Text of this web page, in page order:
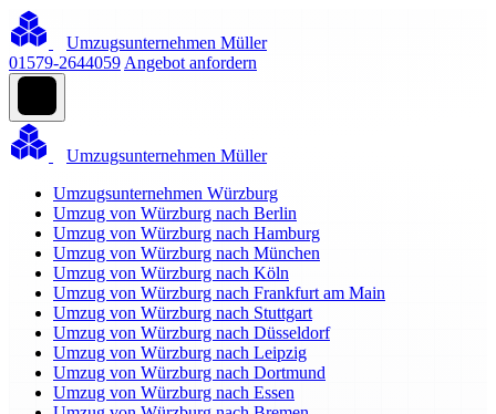
Umzugsunternehmen Müller
01579-2644059 Angebot anfordern
Umzugsunternehmen Müller
Umzugsunternehmen Würzburg
Umzug von Würzburg nach Berlin
Umzug von Würzburg nach Hamburg
Umzug von Würzburg nach München
Umzug von Würzburg nach Köln
Umzug von Würzburg nach Frankfurt am Main
Umzug von Würzburg nach Stuttgart
Umzug von Würzburg nach Düsseldorf
Umzug von Würzburg nach Leipzig
Umzug von Würzburg nach Dortmund
Umzug von Würzburg nach Essen